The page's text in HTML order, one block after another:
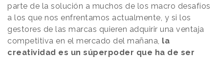
parte de la solución a muchos de los macro desafíos
a los que nos enfrentamos actualmente, y si los
gestores de las marcas quieren adquirir una ventaja
competitiva en el mercado del mañana, la
creatividad es un súperpoder que ha de ser